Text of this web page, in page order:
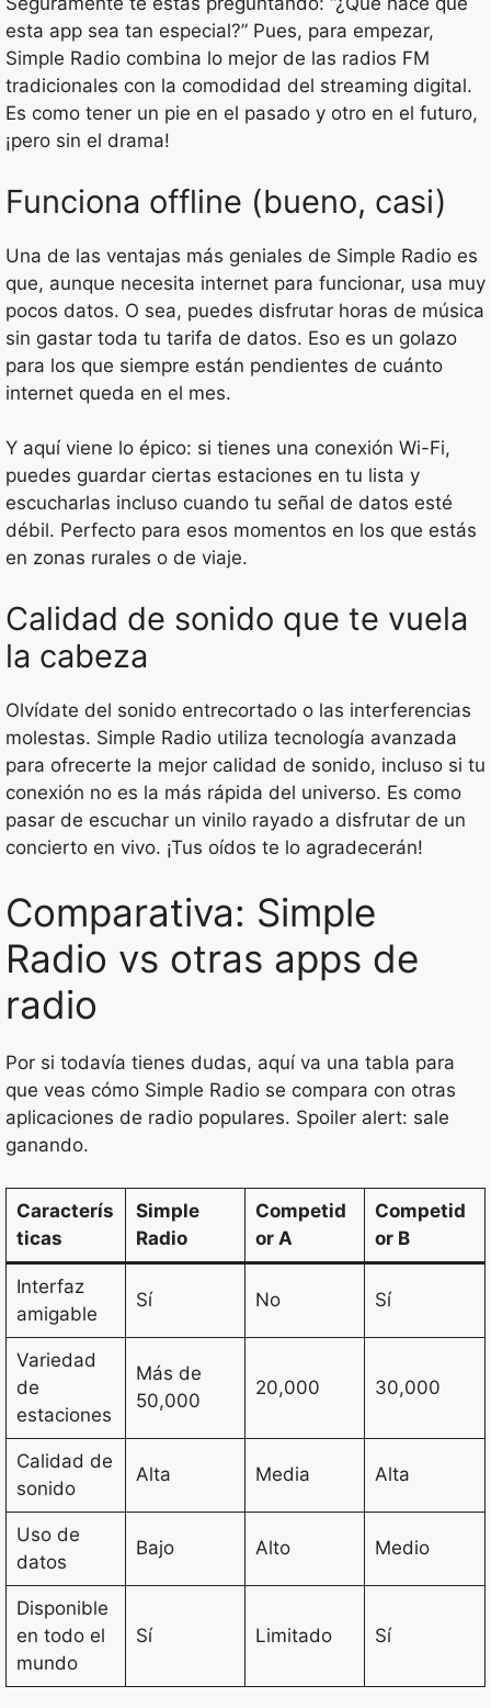
esta app sea tan especial?” Pues, para empezar,
Simple Radio combina lo mejor de las radios FM
tradicionales con la comodidad del streaming digital.
Es como tener un pie en el pasado y otro en el futuro,
¡pero sin el drama!
Funciona offline (bueno, casi)
Una de las ventajas más geniales de Simple Radio es
que, aunque necesita internet para funcionar, usa muy
pocos datos. O sea, puedes disfrutar horas de música
sin gastar toda tu tarifa de datos. Eso es un golazo
para los que siempre están pendientes de cuánto
internet queda en el mes.
Y aquí viene lo épico: si tienes una conexión Wi-Fi,
puedes guardar ciertas estaciones en tu lista y
escucharlas incluso cuando tu señal de datos esté
débil. Perfecto para esos momentos en los que estás
en zonas rurales o de viaje.
Calidad de sonido que te vuela
la cabeza
Olvídate del sonido entrecortado o las interferencias
molestas. Simple Radio utiliza tecnología avanzada
para ofrecerte la mejor calidad de sonido, incluso si tu
conexión no es la más rápida del universo. Es como
pasar de escuchar un vinilo rayado a disfrutar de un
concierto en vivo. ¡Tus oídos te lo agradecerán!
Comparativa: Simple
Radio vs otras apps de
radio
Por si todavía tienes dudas, aquí va una tabla para
que veas cómo Simple Radio se compara con otras
aplicaciones de radio populares. Spoiler alert: sale
ganando.
Caracterís
ticas
Simple
Radio
Competid
or A
Competid
or B
Interfaz
amigable
Sí No Sí
Variedad
de
estaciones
Más de
50,000
20,000 30,000
Calidad de
sonido
Alta Media Alta
Uso de
datos
Bajo Alto Medio
Disponible
en todo el
mundo
Sí Limitado Sí